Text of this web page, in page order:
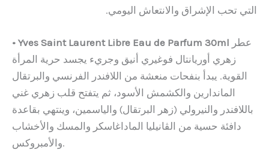
التي تحب الإشراق والانتعاش اليومي.
• Yves Saint Laurent Libre Eau de Parfum 30ml
زهري أوريانتال فوغيري أنيق وجريء يجسد حرية المرأة
القوية. يبدأ بنفحات منعشة من اللافندر الفرنسي والبرتقال
الماندارين والكشمش الأسود، ثم يتفتح قلب زهري غني
باللافندر والنيرولي (زهر البرتقال) والياسمين، وينتهي بقاعدة
دافئة حسية من الڤانيليا الماداغاسكر والمسك والأخشاب
والأمبروكس.